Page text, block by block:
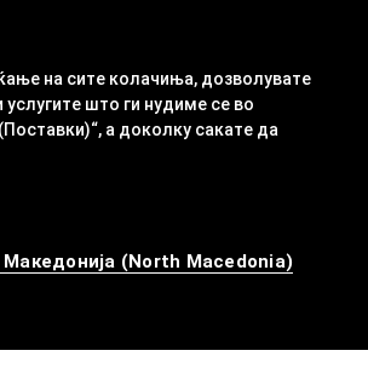
на сите колачиња, дозволувате
што ги нудиме се во
а доколку сакате да
(North Macedonia)